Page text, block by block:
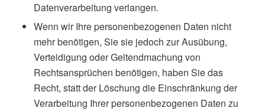
Datenverarbeitung verlangen.
Wenn wir Ihre personenbezogenen Daten nicht
mehr benötigen, Sie sie jedoch zur Ausübung,
Verteidigung oder Geltendmachung von
Rechtsansprüchen benötigen, haben Sie das
Recht, statt der Löschung die Einschränkung der
Verarbeitung Ihrer personenbezogenen Daten zu